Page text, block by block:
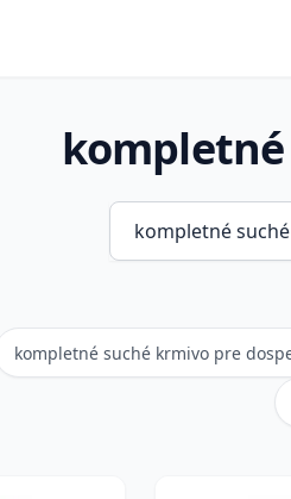
kompletné suché krmivo pre